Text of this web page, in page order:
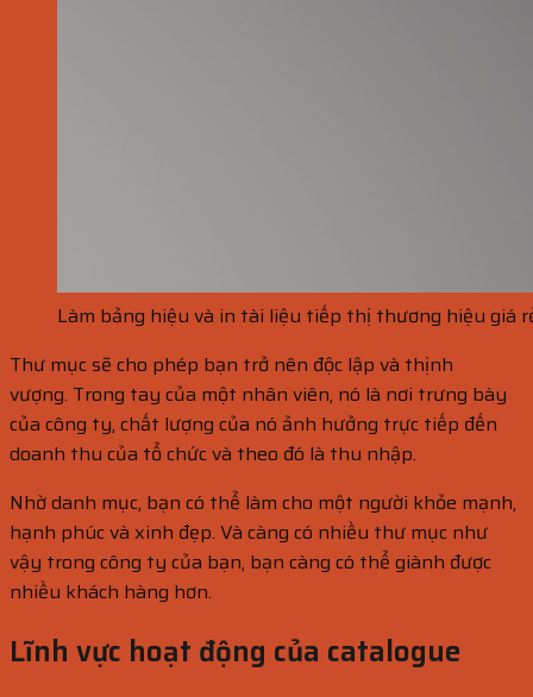
Làm bảng hiệu và in tài liệu tiếp thị thương hiệu giá
Thư mục sẽ cho phép bạn trở nên độc lập và thịnh
vượng. Trong tay của một nhân viên, nó là nơi trưng bày
của công ty, chất lượng của nó ảnh hưởng trực tiếp đến
doanh thu của tổ chức và theo đó là thu nhập.
Nhờ danh mục, bạn có thể làm cho một người khỏe mạnh,
hạnh phúc và xinh đẹp. Và càng có nhiều thư mục như
vậy trong công ty của bạn, bạn càng có thể giành được
nhiều khách hàng hơn.
Lĩnh vực hoạt động của catalogue